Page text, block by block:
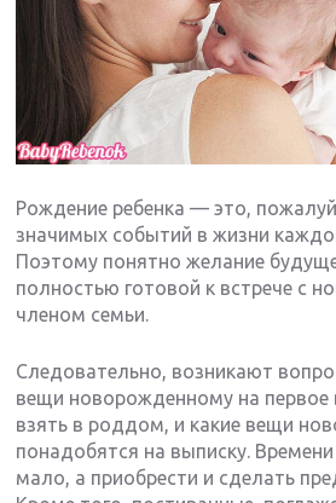
Рождение ребенка — это,
значимых событий в жизни
Поэтому понятно желание
полностью готовой к встрече с
членом семьи.
Следовательно, возникают
вещи новорожденному на первое
взять в роддом, и какие вещи
понадобятся на выписку.
мало, а приобрести и сделать